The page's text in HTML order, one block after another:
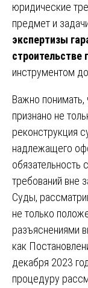
юридические
предмет и
экспертизы
строительстве
инструментом
Важно
признано не
реконструкция
надлежащего
требований вне
Суды,
не только
разъяснениями
как
декабря 2023
процедуру